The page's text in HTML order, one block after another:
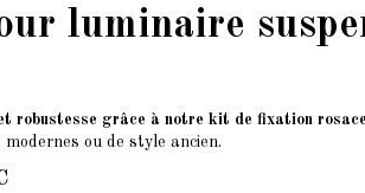
luminaire
robustesse grâce à notre kit de fixation
ou de style ancien.